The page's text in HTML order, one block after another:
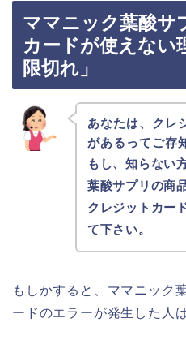
ママニック葉酸サ
カードが使えない
限切れ」
あなたは、クレ
があるってご存
もし、知らない
葉酸サプリの商
クレジットカー
て下さい。
もしかすると、ママニック
ードのエラーが発生した人は